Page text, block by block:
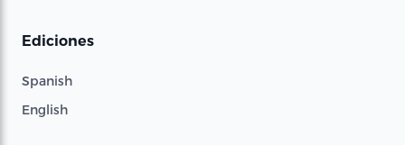
Ediciones
Spanish
English